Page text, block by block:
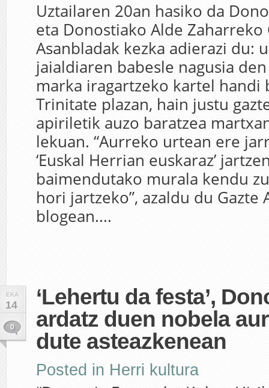
Uztailaren 20an hasiko da
eta Donostiako Alde Zaharreko
Asanbladak kezka adierazi du:
jaialdiaren babesle nagusia
marka iragartzeko kartel handi
Trinitate plazan, hain justu
apiriletik auzo baratzea
lekuan. “Aurreko urtean ere
‘Euskal Herrian euskaraz’
baimendutako murala kendu
hori jartzeko”, azaldu du Gazte
blogean....
EKA
14
0
‘Lehertu da festa’,
ardatz duen nobela
dute asteazkenean
Posted in Herri kultura